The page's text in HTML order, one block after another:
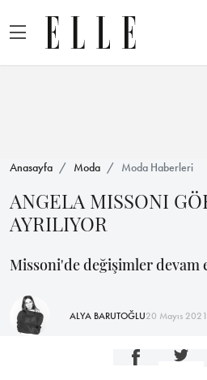
Anasayfa Moda Moda Haberleri
ANGELA MISSONI
AYRILIYOR
Missoni'de değişimler devam
ALYA BARUTOĞLU20 Mayıs 2021